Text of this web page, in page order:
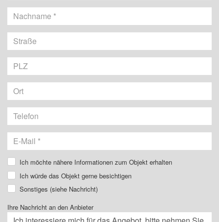
Nachname
Ich möchte nähere Informationen zum Objekt erhalten
Ich würde das Objekt gerne besichtigen
Sonstiges (siehe Nachricht)
Ihre Nachricht an den Anbieter